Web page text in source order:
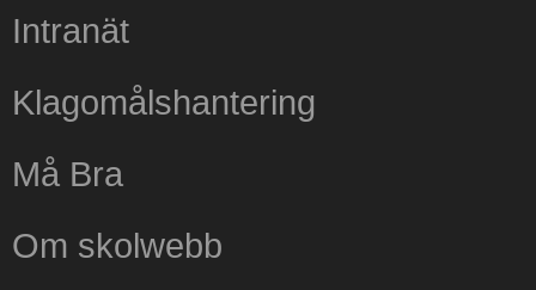
Intranät
Klagomålshantering
Må Bra
Om skolwebb